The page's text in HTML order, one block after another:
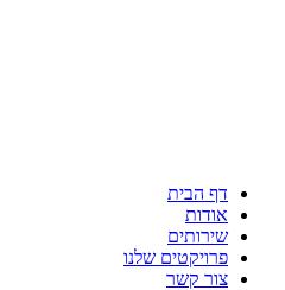
דף הבית
אודות
שירותים
פרויקטים שלנו
צור קשר